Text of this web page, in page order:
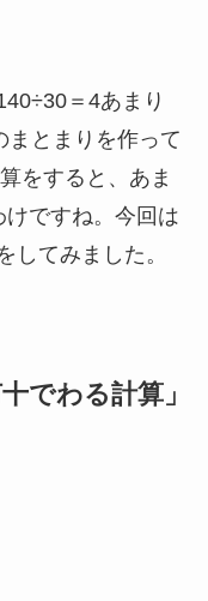
140÷30＝4あまり
まとまりを作って
をすると、あま
けですね。今回は
してみました。
でわる計算」